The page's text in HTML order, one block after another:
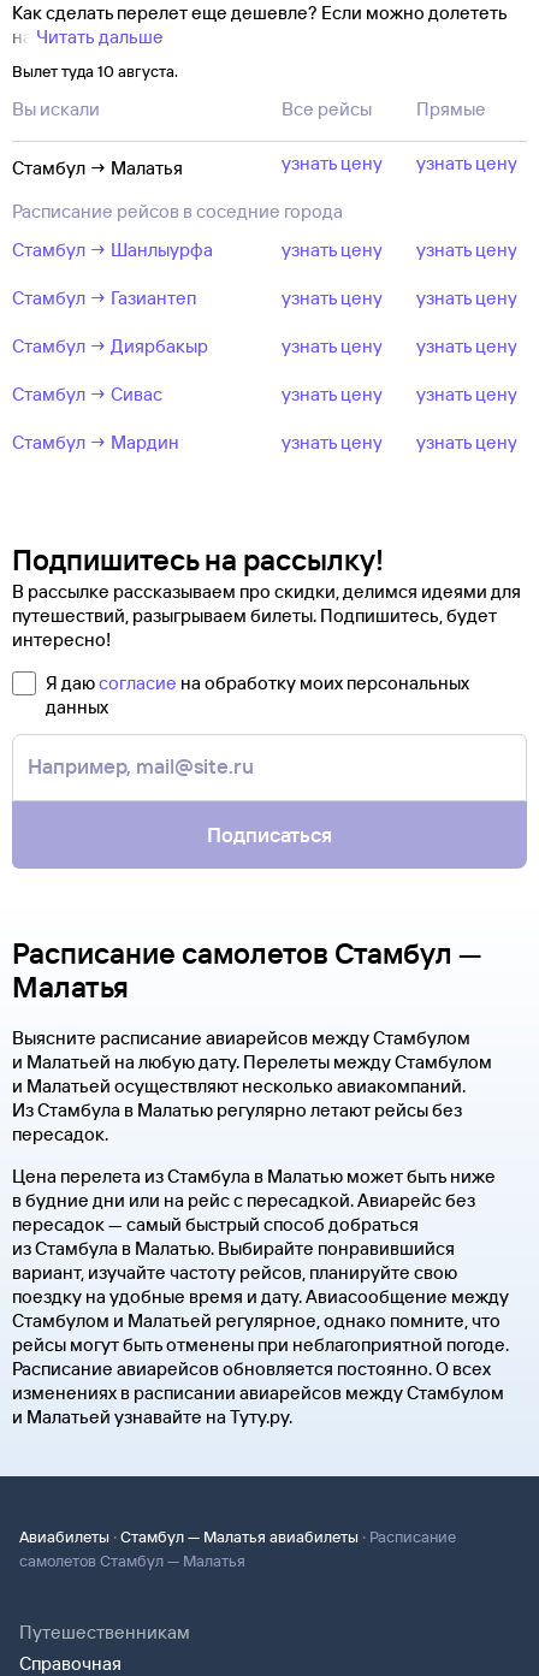
Как сделать перелет еще дешевле? Если можно долететь
на Читать дальше
Вылет туда 10 августа.
Вы искали Все рейсы Прямые
Стамбул → Малатья узнать цену узнать цену
Расписание рейсов в соседние города
Стамбул → Шанлыурфа
узнать цену узнать цену
Стамбул → Газиантеп узнать цену узнать цену
Стамбул → Диярбакыр узнать цену узнать цену
Стамбул → Сивас узнать цену узнать цену
Стамбул → Мардин узнать цену узнать цену
Подпишитесь на рассылку!
В рассылке рассказываем про скидки, делимся идеями для
путешествий, разыгрываем билеты. Подпишитесь, будет
интересно!
Я даюсогласие на обработку моих персональных
данных
Подписаться
Расписание самолетов Стамбул —
Малатья
Выясните расписание авиарейсов между Стамбулом
и Малатьей на любую дату. Перелеты между Стамбулом
и Малатьей осуществляют несколько авиакомпаний.
Из Стамбула в Малатью регулярно летают рейсы без
пересадок.
Цена перелета из Стамбула в Малатью может быть ниже
в будние дни или на рейс с пересадкой. Авиарейс без
пересадок — самый быстрый способ добраться
из Стамбула в Малатью. Выбирайте понравившийся
вариант, изучайте частоту рейсов, планируйте свою
поездку на удобные время и дату. Авиасообщение между
Стамбулом и Малатьей регулярное, однако помните, что
рейсы могут быть отменены при неблагоприятной погоде.
Расписание авиарейсов обновляется постоянно. О всех
изменениях в расписании авиарейсов между Стамбулом
и Малатьей узнавайте на Туту.ру.
Авиабилеты ·Стамбул — Малатья авиабилеты · Расписание
самолетов Стамбул — Малатья
Путешественникам
Справочная